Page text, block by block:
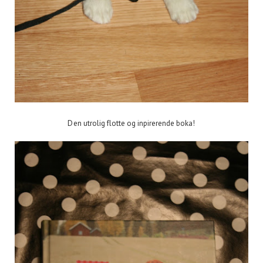
Den utrolig flotte og inpirerende boka!